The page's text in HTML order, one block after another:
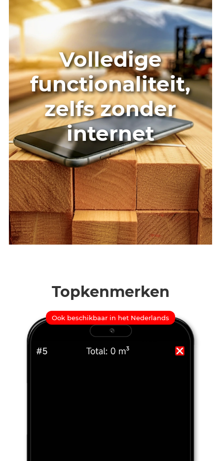
Volledige
functionaliteit,
zelfs zonder
internet